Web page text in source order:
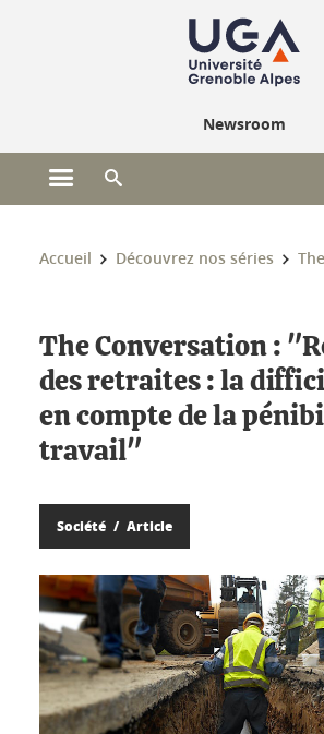
Newsroom
Ouvrir le menu principal
Vous êtes ici :
Accueil Découvrez nos séries
The Conversation :
des retraites : la
en compte de la
travail"
Société Article